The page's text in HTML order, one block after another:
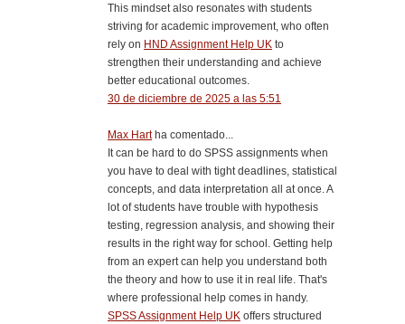
This mindset also resonates with students
striving for academic improvement, who often
rely on HND Assignment Help UK to
strengthen their understanding and achieve
better educational outcomes.
30 de diciembre de 2025 a las 5:51
Max Hartha comentado...
It can be hard to do SPSS assignments when
you have to deal with tight deadlines, statistical
concepts, and data interpretation all at once. A
lot of students have trouble with hypothesis
testing, regression analysis, and showing their
results in the right way for school. Getting help
from an expert can help you understand both
the theory and how to use it in real life. That's
where professional help comes in handy.
SPSS Assignment Help UK offers structured